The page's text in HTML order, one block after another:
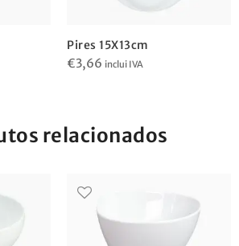
Pires 15X13cm
€3,66 inclui IVA
relacionados